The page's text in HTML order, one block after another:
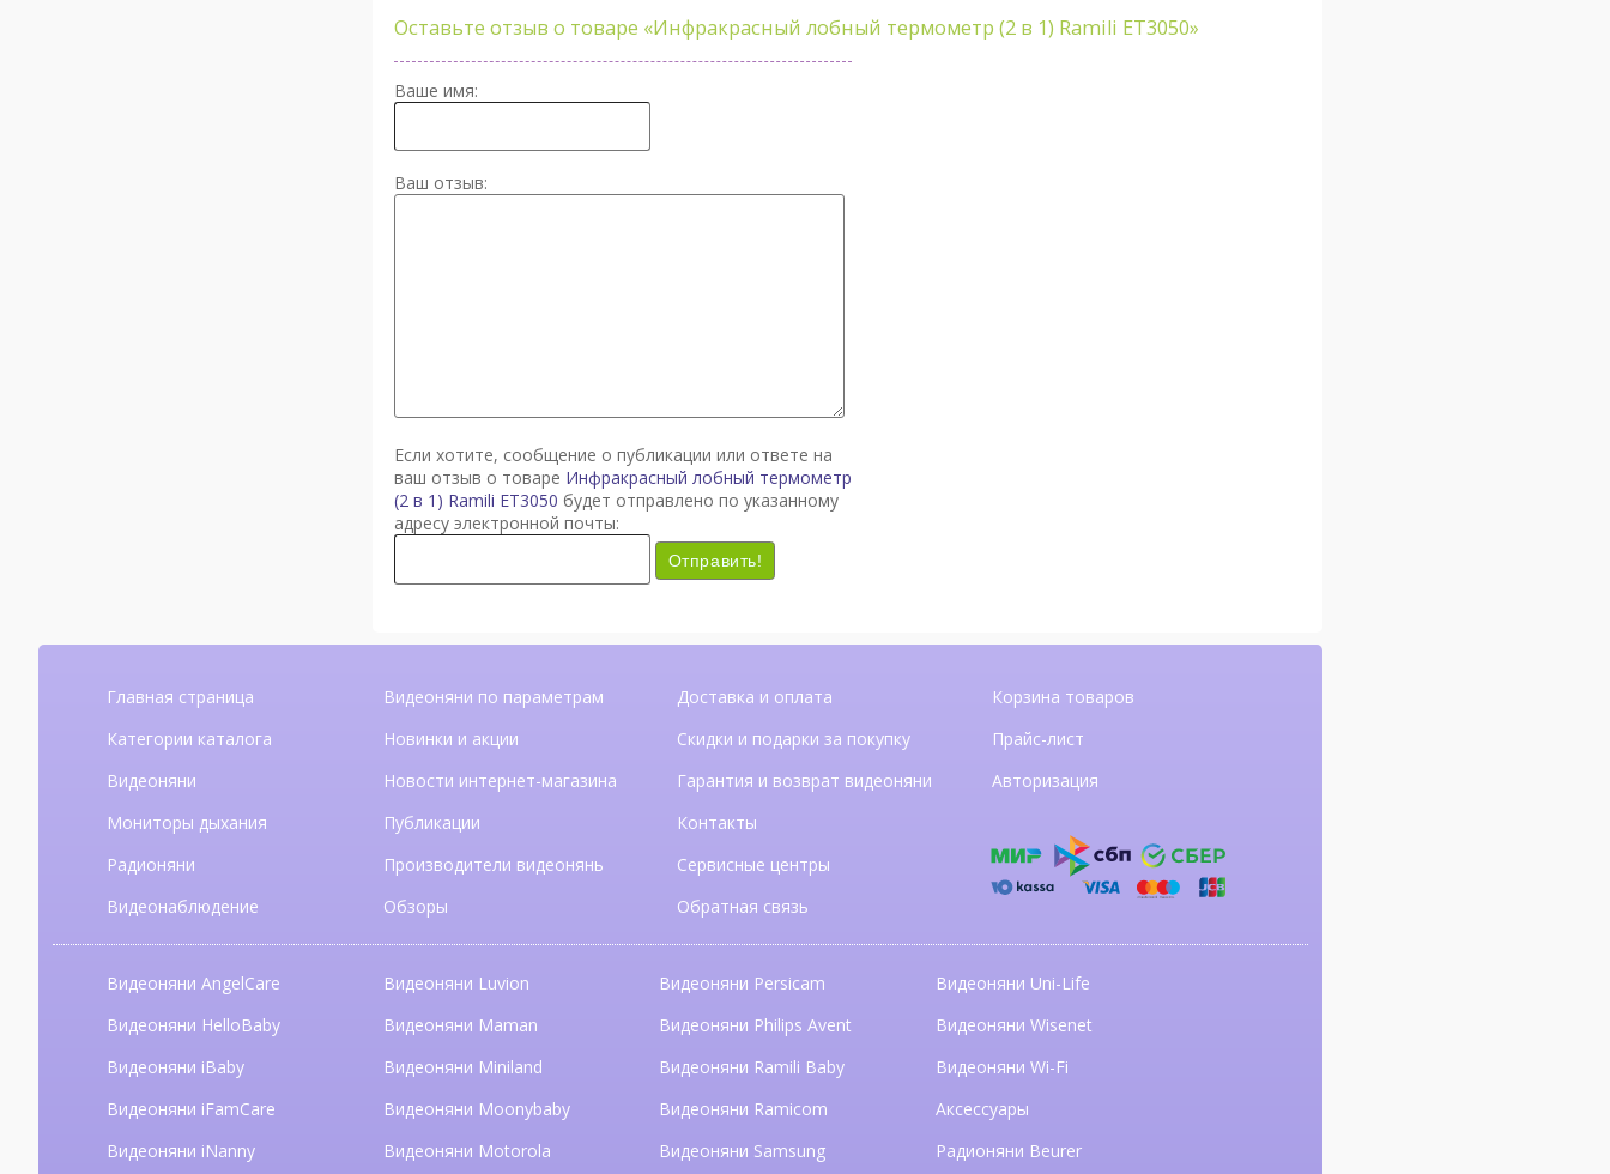
Оставьте отзыв о товаре «Инфракрасный лобный термометр (2 в 1) Ramili ET3050»
Ваше имя:
Ваш отзыв:
Если хотите, сообщение о публикации или ответе на
ваш отзыв о товаре Инфракрасный лобный термометр
(2 в 1) Ramili ET3050 будет отправлено по указанному
адресу электронной почты:
Отправить!
Главная страница
Категории каталога
Видеоняни
Мониторы дыхания
Радионяни
Видеонаблюдение
Видеоняни по параметрам
Новинки и акции
Новости интернет-магазина
Публикации
Производители видеонянь
Обзоры
Доставка и оплата
Скидки и подарки за покупку
Гарантия и возврат видеоняни
Контакты
Сервисные центры
Обратная связь
Корзина товаров
Прайс-лист
Авторизация
Видеоняни AngelCare
Видеоняни HelloBaby
Видеоняни iBaby
Видеоняни iFamCare
Видеоняни iNanny
Видеоняни Luvion
Видеоняни Maman
Видеоняни Miniland
Видеоняни Moonybaby
Видеоняни Motorola
Видеоняни Persicam
Видеоняни Philips Avent
Видеоняни Ramili Baby
Видеоняни Ramicom
Видеоняни Samsung
Видеоняни Uni-Life
Видеоняни Wisenet
Видеоняни Wi-Fi
Аксессуары
Радионяни Beurer